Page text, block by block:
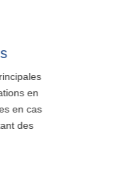
en
en cas
des